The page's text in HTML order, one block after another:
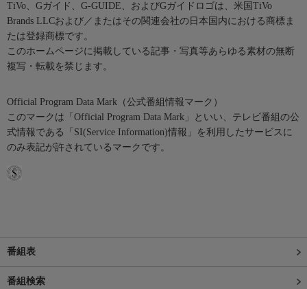
TiVo、Gガイド、G-GUIDE、およびGガイドロゴは、米国TiVo
Brands LLCおよび／またはその関連会社の日本国内における商標ま
たは登録商標です。
このホームページに掲載している記事・写真等あらゆる素材の無断
複写・転載を禁じます。
Official Program Data Mark（公式番組情報マーク）
このマークは「Official Program Data Mark」といい、テレビ番組の公
式情報である「SI(Service Information)情報」を利用したサービスに
のみ表記が許されているマークです。
番組表
番組検索